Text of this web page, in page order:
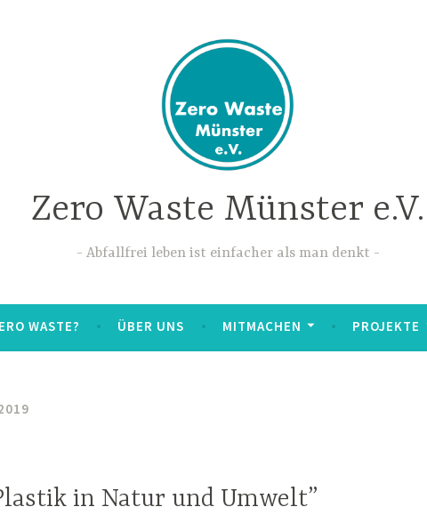
Zero Waste Münster e.V.
Abfallfrei leben ist einfacher als man denkt
WASTE? ÜBER UNS MITMACHEN PROJEKTE
in Natur und Umwelt”